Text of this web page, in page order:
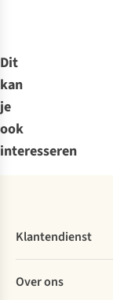
Dit
kan
je
ook
interesseren
Klantendienst
Bestellen
Over ons